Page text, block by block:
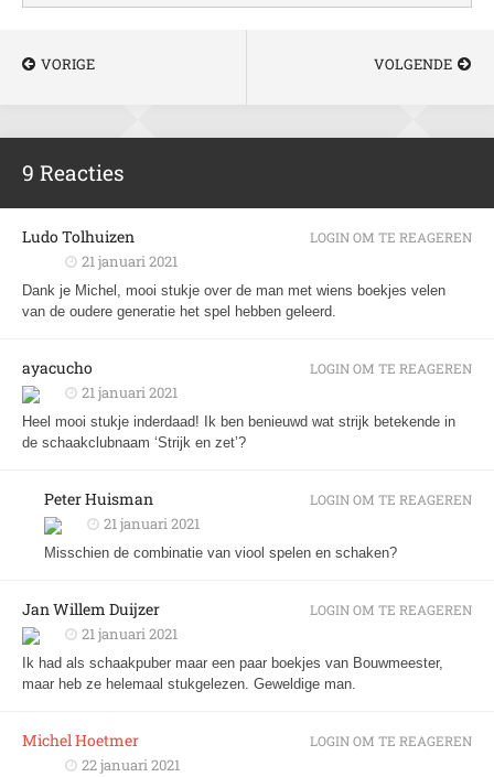
VORIGE VOLGENDE
9 Reacties
Ludo Tolhuizen
21 januari 2021
Dank je Michel, mooi stukje over de man met wiens boekjes velen
van de oudere generatie het spel hebben geleerd.
LOGIN OM TE REAGEREN
ayacucho
21 januari 2021
Heel mooi stukje inderdaad! Ik ben benieuwd wat strijk betekende in
de schaakclubnaam ‘Strijk en zet’?
LOGIN OM TE REAGEREN
Peter Huisman
21 januari 2021
Misschien de combinatie van viool spelen en schaken?
LOGIN OM TE REAGEREN
Jan Willem Duijzer
21 januari 2021
Ik had als schaakpuber maar een paar boekjes van Bouwmeester,
maar heb ze helemaal stukgelezen. Geweldige man.
LOGIN OM TE REAGEREN
Michel Hoetmer
22 januari 2021
LOGIN OM TE REAGEREN